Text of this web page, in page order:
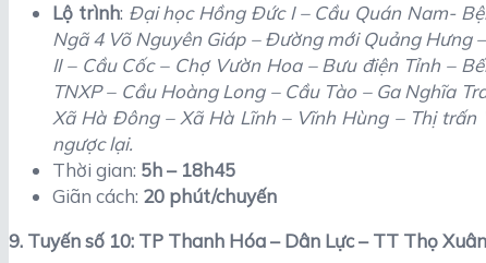
Lộ trình: Đại học Hồng Đức I – Cầu Quán Nam-
Ngã 4 Võ Nguyên Giáp – Đường mới Quảng
II – Cầu Cốc – Chợ Vườn Hoa – Bưu điện Tỉnh –
TNXP – Cầu Hoàng Long – Cầu Tào – Ga Nghĩa
Xã Hà Đông – Xã Hà Lĩnh – Vĩnh Hùng – Thị
ngược lại.
Thời gian: 5h – 18h45
Giãn cách: 20 phút/chuyến
9. Tuyến số 10: TP Thanh Hóa – Dân Lực – TT Thọ Xuân